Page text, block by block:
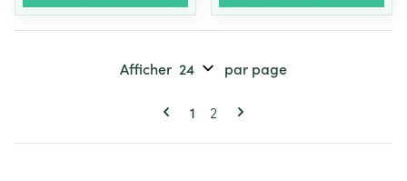
Pages
Vous lisez actuellement la page
1 Page
2
Afficher par page